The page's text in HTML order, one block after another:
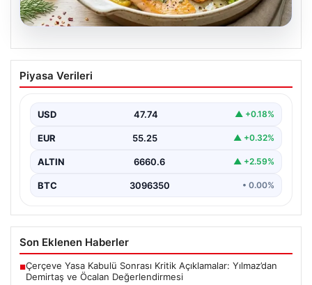
Hafif, doyurucu ve omega-3 deposu:
Fırında limonlu kuşkonmazlı somon
Piyasa Verileri
USD 47.74 ▲ +0.18%
EUR 55.25 ▲ +0.32%
ALTIN 6660.6 ▲ +2.59%
BTC 3096350 • 0.00%
Son Eklenen Haberler
■Çerçeve Yasa Kabulü Sonrası Kritik Açıklamalar: Yılmaz’dan
Demirtaş ve Öcalan Değerlendirmesi